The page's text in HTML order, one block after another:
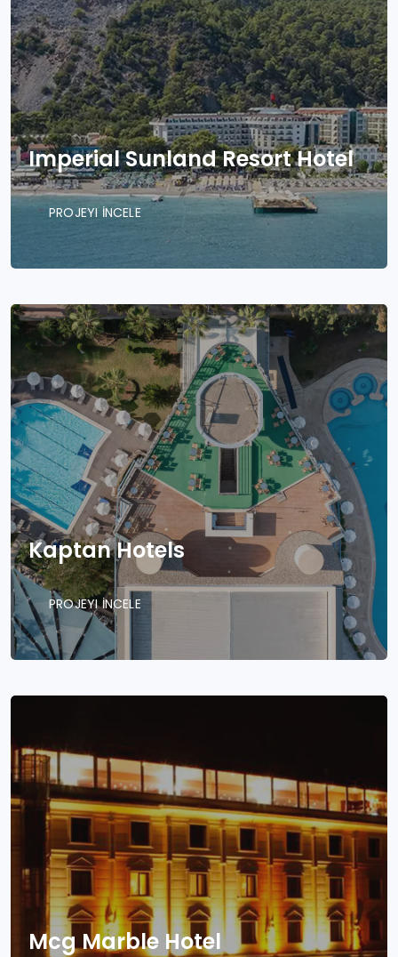
Imperial Sunland Resort Hotel
PROJEYI İNCELE
Kaptan Hotels
PROJEYI İNCELE
Mcg Marble Hotel